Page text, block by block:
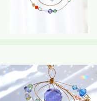
SOLD OUT